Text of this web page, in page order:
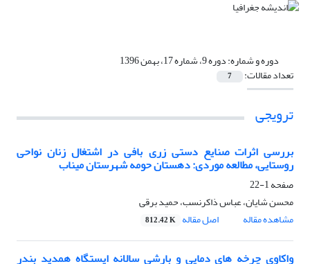
دوره و شماره:دوره 9، شماره 17، بهمن 1396
تعداد مقالات: 7
ترویجی
بررسی اثرات صنایع دستی زری بافی در اشتغال زنان نواحی
روستایی، مطالعه موردی: دهستان حومه شهرستان میناب
صفحه1-22
محسن شایان، عباس ذاکرنسب، حمید برقی
مشاهده مقاله
اصل مقاله 812.42 K
واکاوی چرخه های دمایی و بارشی سالانه ایستگاه همدید بندر